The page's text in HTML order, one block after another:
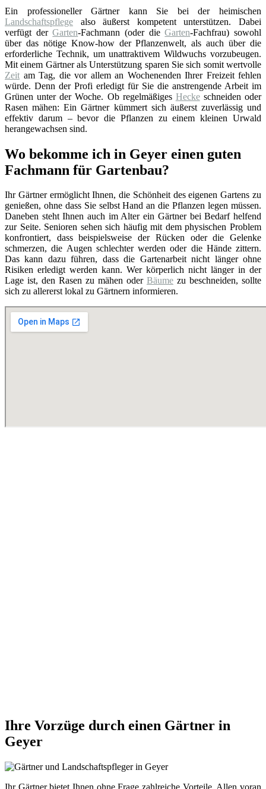
Ein professioneller Gärtner kann Sie bei der heimischen
Landschaftspflege also äußerst kompetent unterstützen. Dabei
verfügt derGarten-Fachmann (oder dieGarten-Fachfrau) sowohl
über das nötige Know-how der Pflanzenwelt, als auch über die
erforderliche Technik, um unattraktivem Wildwuchs vorzubeugen.
Mit einem Gärtner als Unterstützung sparen Sie sich somit wertvolle
Zeit am Tag, die vor allem an Wochenenden Ihrer Freizeit fehlen
würde. Denn der Profi erledigt für Sie die anstrengende Arbeit im
Grünen unter der Woche. Ob regelmäßiges Heckeschneiden oder
Rasen mähen: Ein Gärtner kümmert sich äußerst zuverlässig und
effektiv darum – bevor die Pflanzen zu einem kleinen Urwald
herangewachsen sind.
Wo bekomme ich in Geyer einen guten
Fachmann für Gartenbau?
Ihr Gärtner ermöglicht Ihnen, die Schönheit des eigenen Gartens zu
genießen, ohne dass Sie selbst Hand an die Pflanzen legen müssen.
Daneben steht Ihnen auch im Alter ein Gärtner bei Bedarf helfend
zur Seite. Senioren sehen sich häufig mit dem physischen Problem
konfrontiert, dass beispielsweise der Rücken oder die Gelenke
schmerzen, die Augen schlechter werden oder die Hände zittern.
Das kann dazu führen, dass die Gartenarbeit nicht länger ohne
Risiken erledigt werden kann. Wer körperlich nicht länger in der
Lage ist, den Rasen zu mähen oder Bäume zu beschneiden, sollte
sich zu allererst lokal zu Gärtnern informieren.
Ihre Vorzüge durch einen Gärtner in
Geyer